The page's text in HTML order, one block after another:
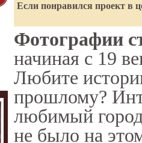
Если понравился проект в
Фотографии
начиная с 19
Любите
прошлому?
любимый
не было на